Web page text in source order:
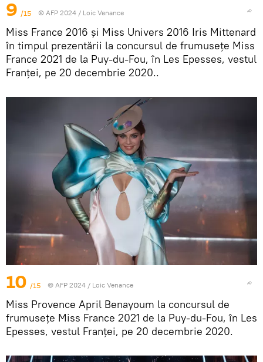
9 /15 © AFP 2024 / Loic Venance
Miss France 2016 și Miss Univers 2016 Iris Mittenard
în timpul prezentării la concursul de frumusețe Miss
France 2021 de la Puy-du-Fou, în Les Epesses, vestul
Franței, pe 20 decembrie 2020..
10 /15 © AFP 2024 / Loic Venance
Miss Provence April Benayoum la concursul de
frumusețe Miss France 2021 de la Puy-du-Fou, în Les
Epesses, vestul Franței, pe 20 decembrie 2020.